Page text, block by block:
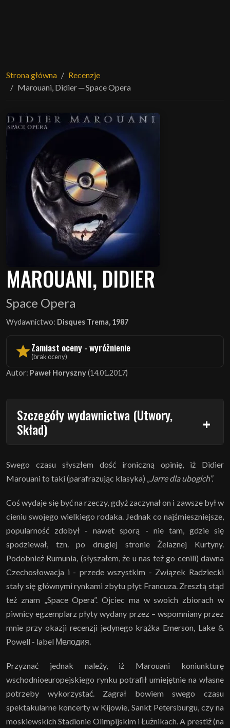
Strona główna
Recenzje
Marouani, Didier ─ Space Opera
MAROUANI, DIDIER
Space Opera
Wydawnictwo: Disques Trema, 1987
Zamiast oceny - wyróżnienie
(brak oceny)
Autor: Paweł Horyszny(14.01.2017)
Szczegóły wydawnictwa (Utwory,
Skład)
Swego czasu słyszłem dość ironiczną opinię, iż Didier
Marouani to taki (parafrazując klasyka)
„Jarre dla ubogich”.
Coś wydaje się być na rzeczy, gdyż zaczynał on i zawsze był w
cieniu swojego wielkiego rodaka. Jednak co najśmieszniejsze,
popularność zdobył - nawet sporą - nie tam, gdzie się
spodziewał, tzn. po drugiej stronie Żelaznej Kurtyny.
Podobnież Rumunia, (słyszałem, że u nas też go cenili) dawna
Czechosłowacja i - przede wszystkim - Związek Radziecki
stały się głównymi rynkami zbytu płyt Francuza. Zresztą stąd
też znam „Space Opera”. Ojciec ma w swoich zbiorach w
piwnicy egzemplarz płyty wydany przez – wspomniany przez
mnie przy okazji recenzji jedynego krążka Emerson, Lake &
Powell - label Μелодия.
Przyznać jednak należy, iż Marouani koniunkturę
wschodnioeuropejskiego rynku potrafił umiejętnie na własne
potrzeby wykorzystać. Zagrał bowiem swego czasu
spektakularne koncerty w Kijowie, Sankt Petersburgu, czy na
moskiewskich Stadionie Olimpijskim i Łużnikach. A prestiż (na